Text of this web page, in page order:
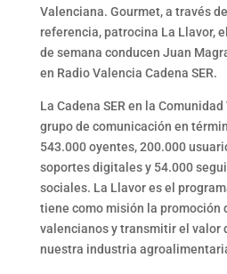
Valenciana. Gourmet, a través
referencia, patrocina La Llavor,
de semana conducen Juan
en Radio Valencia Cadena SER.
La Cadena SER en la
grupo de comunicación en
543.000 oyentes, 200.000
soportes digitales y 54.000
sociales. La Llavor es el
tiene como misión la promoción
valencianos y transmitir el valor
nuestra industria